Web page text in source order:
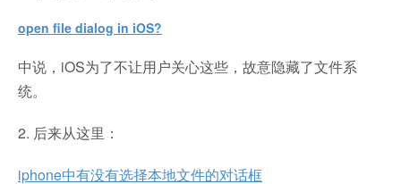
open file dialog in iOS?
中说，iOS为了不让用户关心这些，故意隐藏了文件系
统。
2. 后来从这里：
iphone中有没有选择本地文件的对话框